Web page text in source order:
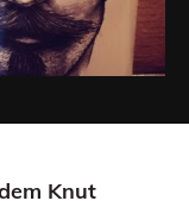
Knut